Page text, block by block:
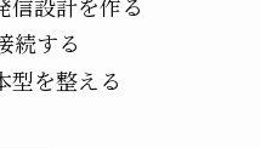
続する
型を整える